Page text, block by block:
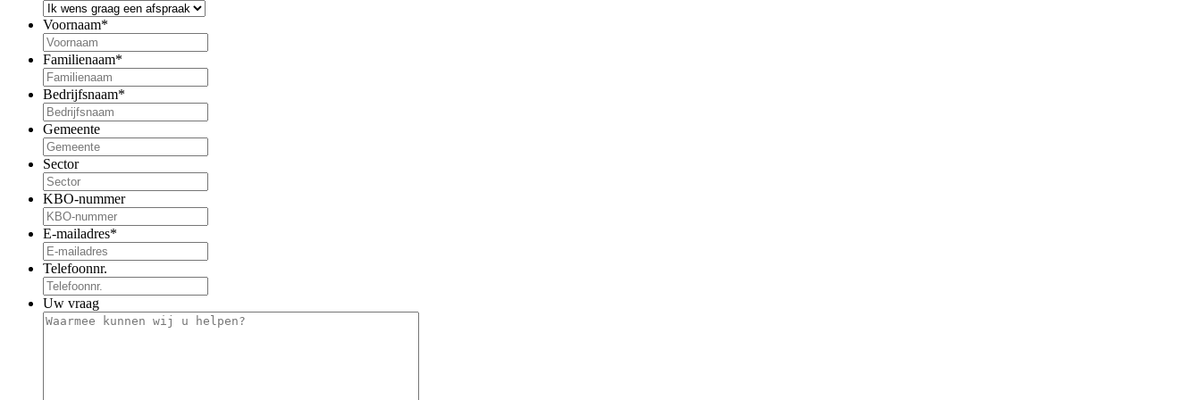
Voornaam*
Familienaam*
Bedrijfsnaam*
Gemeente
Sector
KBO-nummer
E-mailadres*
Telefoonnr.
Uw vraag